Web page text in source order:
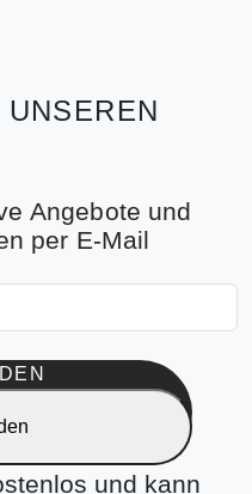
Angebote und
per E-Mail
und kann